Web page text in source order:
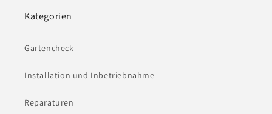
Kategorien
Gartencheck
Installation und Inbetriebnahme
Reparaturen